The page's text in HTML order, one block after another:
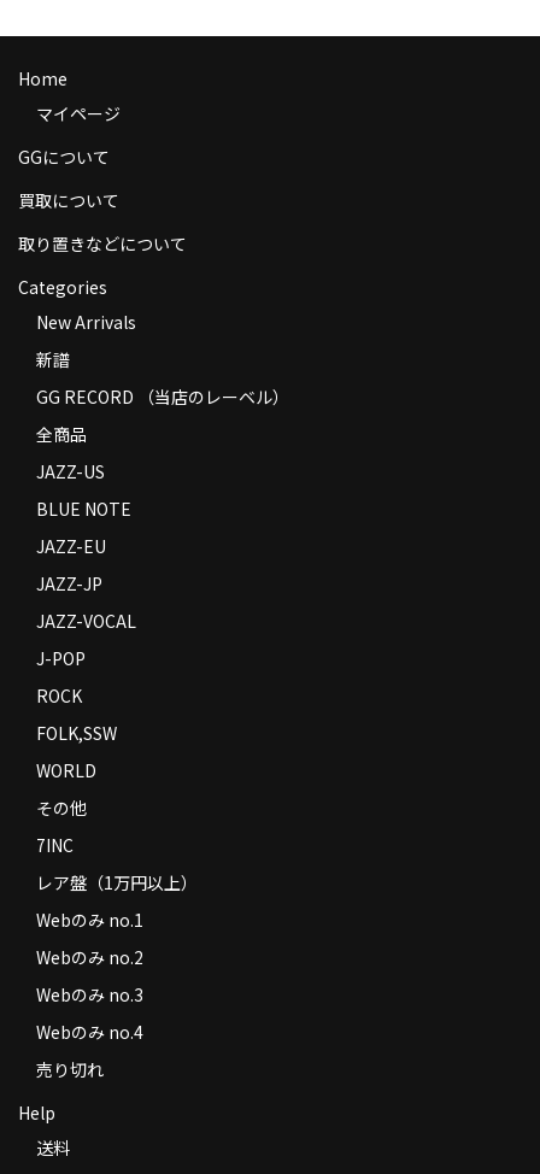
商品の発送
お支払い方法
Privacy Policy
特定商取引法に基づく表示
Home
マイページ
GGについて
買取について
取り置きなどについて
Categories
New Arrivals
新譜
GG RECORD （当店のレーベル）
全商品
JAZZ-US
BLUE NOTE
JAZZ-EU
JAZZ-JP
JAZZ-VOCAL
J-POP
ROCK
FOLK,SSW
WORLD
その他
7INC
レア盤（1万円以上）
Webのみ no.1
Webのみ no.2
Webのみ no.3
Webのみ no.4
売り切れ
Help
送料